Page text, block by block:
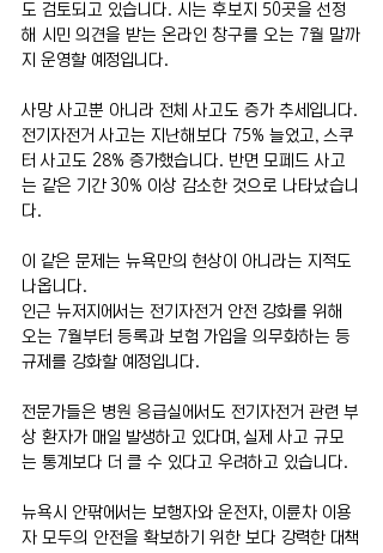
도 검토되고 있습니다. 시는 후보지 50곳을 선정
해 시민 의견을 받는 온라인 창구를 오는 7월 말까
지 운영할 예정입니다.
사망 사고뿐 아니라 전체 사고도 증가 추세입니다.
전기자전거 사고는 지난해보다 75% 늘었고, 스쿠
터 사고도 28% 증가했습니다. 반면 모페드 사고
는 같은 기간 30% 이상 감소한 것으로 나타났습니
다.
이 같은 문제는 뉴욕만의 현상이 아니라는 지적도
나옵니다.
인근 뉴저지에서는 전기자전거 안전 강화를 위해
오는 7월부터 등록과 보험 가입을 의무화하는 등
규제를 강화할 예정입니다.
전문가들은 병원 응급실에서도 전기자전거 관련 부
상 환자가 매일 발생하고 있다며, 실제 사고 규모
는 통계보다 더 클 수 있다고 우려하고 있습니다.
뉴욕시 안팎에서는 보행자와 운전자, 이륜차 이용
자 모두의 안전을 확보하기 위한 보다 강력한 대책